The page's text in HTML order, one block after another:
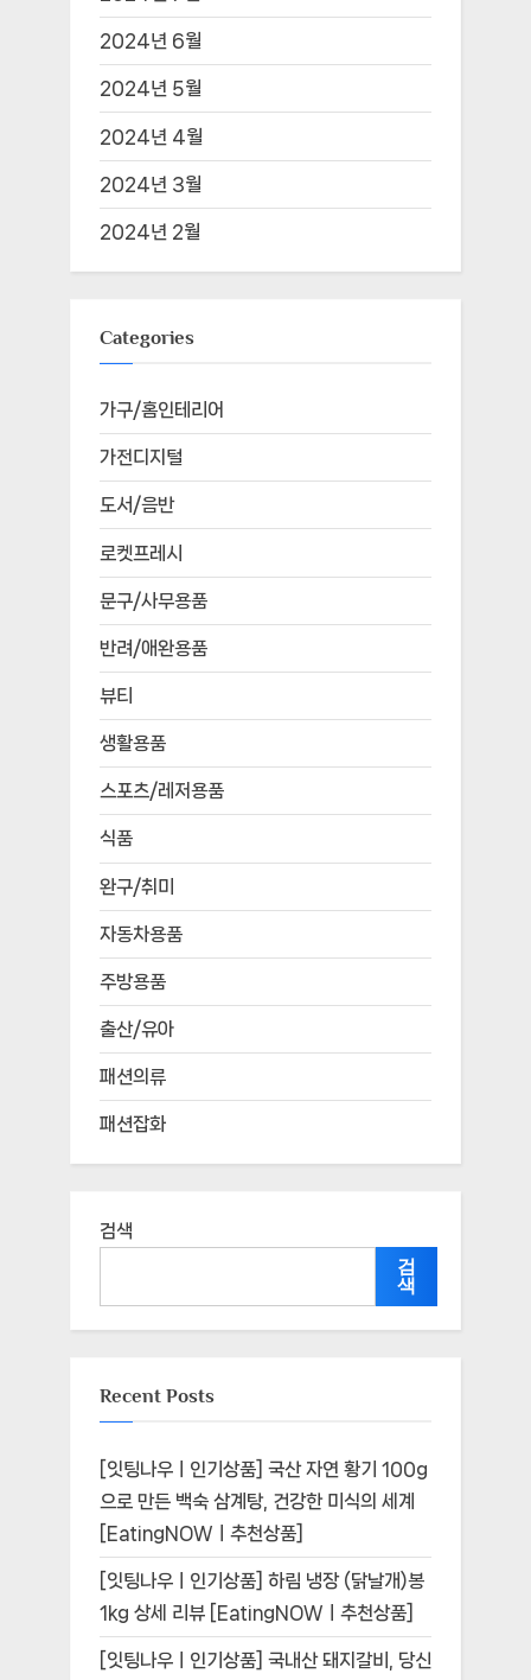
2024년 6월
2024년 5월
2024년 4월
2024년 3월
2024년 2월
Categories
가구/홈인테리어
가전디지털
도서/음반
로켓프레시
문구/사무용품
반려/애완용품
뷰티
생활용품
스포츠/레저용품
식품
완구/취미
자동차용품
주방용품
출산/유아
패션의류
패션잡화
검색
검
색
Recent Posts
[잇팅나우ㅣ인기상품] 국산 자연 황기 100g
으로 만든 백숙 삼계탕, 건강한 미식의 세계
[EatingNOWㅣ추천상품]
[잇팅나우ㅣ인기상품] 하림 냉장 (닭날개)봉
1kg 상세 리뷰 [EatingNOWㅣ추천상품]
[잇팅나우ㅣ인기상품] 국내산 돼지갈비, 당신